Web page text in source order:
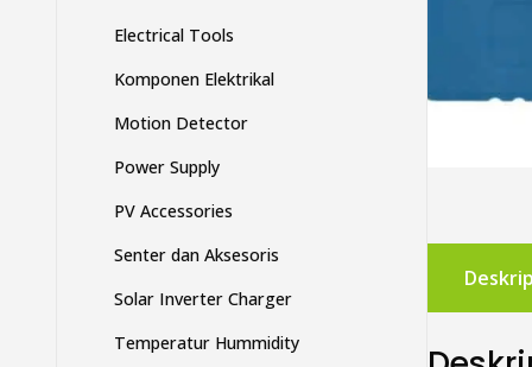
Electrical Tools
Komponen Elektrikal
Motion Detector
Power Supply
PV Accessories
Senter dan Aksesoris
Solar Inverter Charger
Temperatur Hummidity